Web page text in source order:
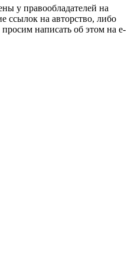
у правообладателей на
ссылок на авторство, либо
написать об этом на e-